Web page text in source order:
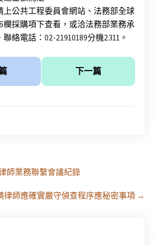
上公共工程委員會網站、法務部全球
欄採購項下查看，或洽法務部業務承
絡電話：02-21910189分機2311。
下一篇
師業務聯繫會議紀錄
律師應確實嚴守偵查程序應秘密事項 →